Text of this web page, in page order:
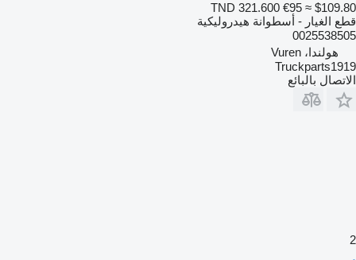
TND 321.600 €95 ≈ $109.80
قطع الغيار - أسطوانة هيدروليكية
0025538505
هولندا، Vuren
Truckparts1919
الاتصال بالبائع
2